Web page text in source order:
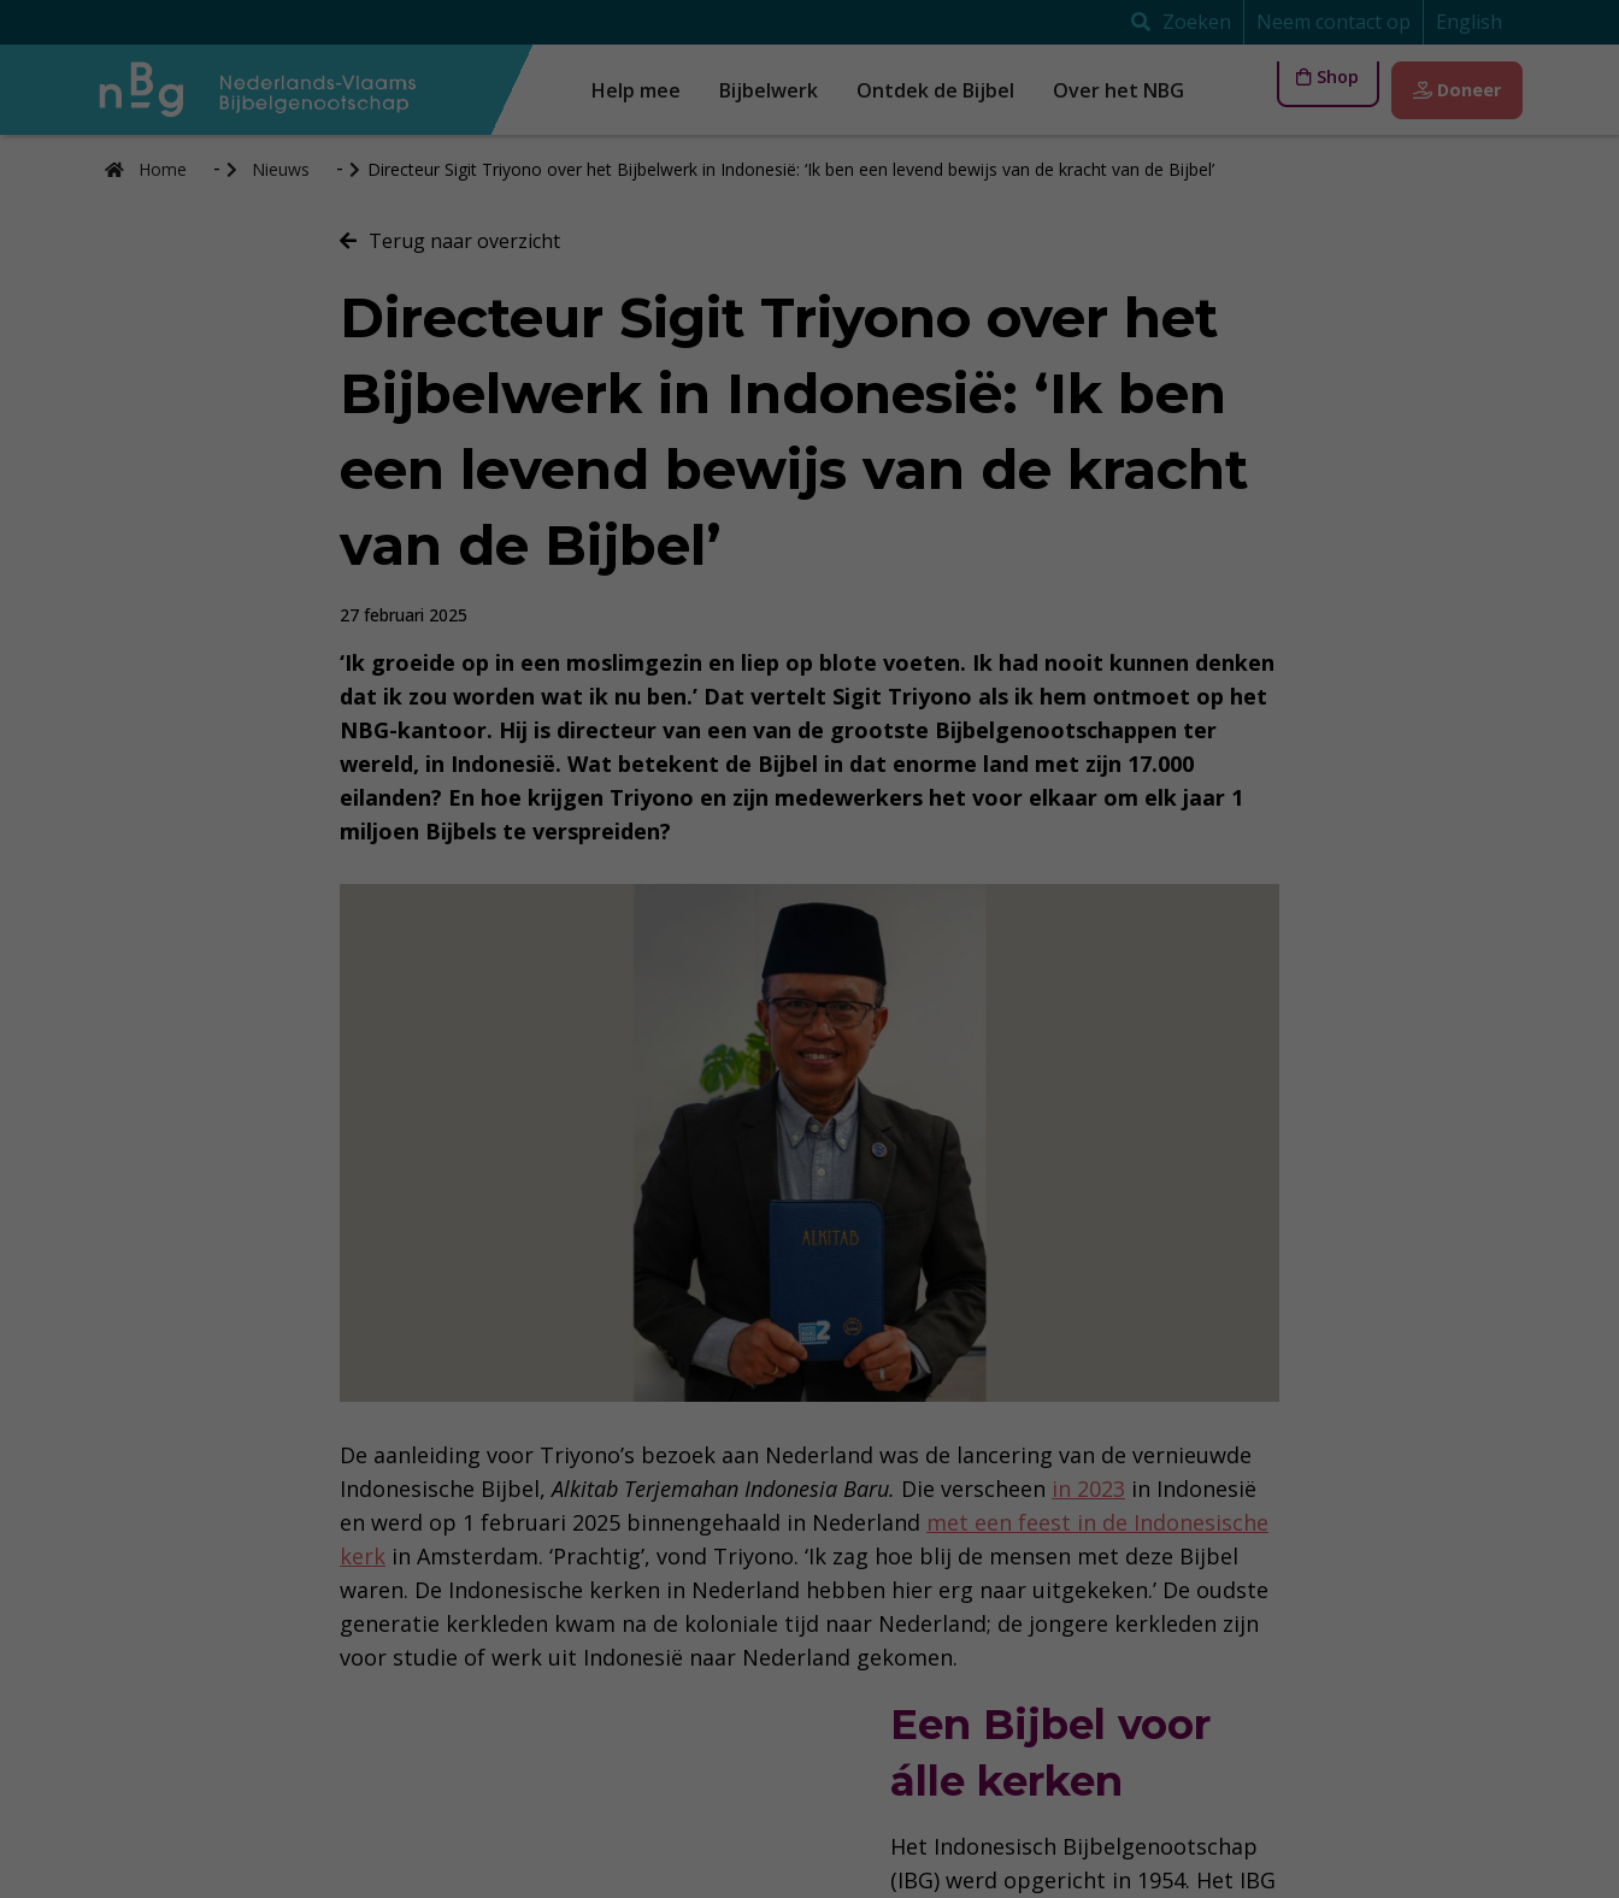
Zoeken Neem contact op English
Help mee Bijbelwerk Ontdek de Bijbel Over het NBG
Shop
Doneer
Home Nieuws Directeur Sigit Triyono over het Bijbelwerk in Indonesië: ‘Ik ben een levend bewijs van de kracht van de Bijbel’
Terug naar overzicht
Directeur Sigit Triyono over het
Bijbelwerk in Indonesië: ‘Ik ben
een levend bewijs van de kracht
van de Bijbel’
27 februari 2025
‘Ik groeide op in een moslimgezin en liep op blote voeten. Ik had nooit kunnen denken
dat ik zou worden wat ik nu ben.’ Dat vertelt Sigit Triyono als ik hem ontmoet op het
NBG-kantoor. Hij is directeur van een van de grootste Bijbelgenootschappen ter
wereld, in Indonesië. Wat betekent de Bijbel in dat enorme land met zijn 17.000
eilanden? En hoe krijgen Triyono en zijn medewerkers het voor elkaar om elk jaar 1
miljoen Bijbels te verspreiden?
De aanleiding voor Triyono’s bezoek aan Nederland was de lancering van de vernieuwde
Indonesische Bijbel,Alkitab Terjemahan Indonesia Baru. Die verscheen in 2023 in Indonesië
en werd op 1 februari 2025 binnengehaald in Nederland met een feest in de Indonesische
kerk in Amsterdam. ‘Prachtig’, vond Triyono. ‘Ik zag hoe blij de mensen met deze Bijbel
waren. De Indonesische kerken in Nederland hebben hier erg naar uitgekeken.’ De oudste
generatie kerkleden kwam na de koloniale tijd naar Nederland; de jongere kerkleden zijn
voor studie of werk uit Indonesië naar Nederland gekomen.
Een Bijbel voor
álle kerken
Het Indonesisch Bijbelgenootschap
(IBG) werd opgericht in 1954. Het IBG